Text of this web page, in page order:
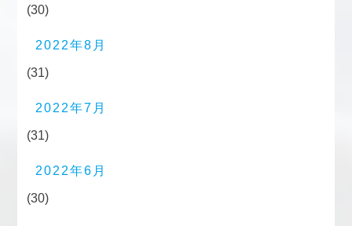
(30)
2022年8月
(31)
2022年7月
(31)
2022年6月
(30)